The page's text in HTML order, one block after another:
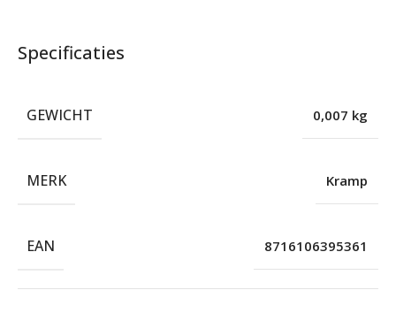
Specificaties
GEWICHT 0,007 kg
MERK Kramp
EAN 8716106395361